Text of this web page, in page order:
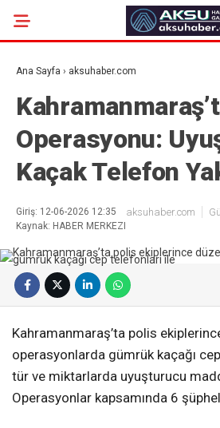
Ana Sayfa › aksuhaber.com
Operasyonu:
Kaçak Telefon
Giriş: 12-06-2026 12:35
Kaynak: HABER MERKEZI
aksuhaber.com
Kahramanmaraş’ta polis
operasyonlarda gümrük kaçağı
tür ve miktarlarda uyuşturucu
Operasyonlar kapsamında 6